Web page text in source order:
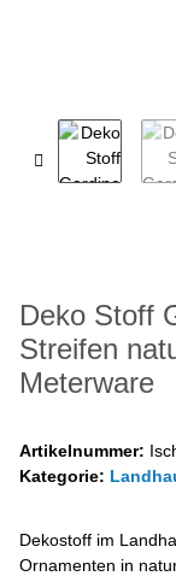
Deko Stoff
Streifen
Meterware
Artikelnummer:
Kategorie:
Dekostoff im
Ornamenten in